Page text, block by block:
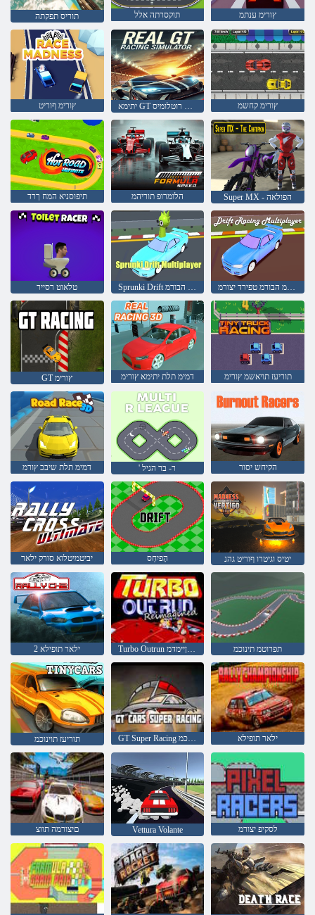
תוריס תפקתה תוקסרתה אלל ץורימ ענתמ
ץורימ ףוריט יתימא GT ץורימ רוטלומיס ץורימ קחשמ
תיפוסניא המח ךרד הלומרופ תוריהמ Super MX - הפולאה
טלאוט רסייר
GT ץורימ דמימ תלת יתימא ץורימ תוריעז תויאשמ ץורימ
דמימ תלת שיבכ ץורמ ' ר- בר הגיל הקיחש יסור
יביטמיטלוא סורק ילאר הָפיִחְס יטיס וגיטרו ףוריט גהנ
2 ילאר תופילא Turbo Outrun שדחמ ןיימדמ תפרוטמ תינוכמ
תוריעז תוינוכמ GT Super Racing תוינוכמ ילאר תופילא
םיצורמה תווצ Vettura Volante לסקיפ יצורמ